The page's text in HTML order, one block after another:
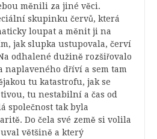
měnili za jiné věci.
skupinku červů, která
loupat a měnit ji na
jak slupka ustupovala, červí
odhalené dužině rozšiřovalo
naplaveného dříví a sem tam
tu katastrofu, jak se
tu nestabilní a čas od
společnost tak byla
Do čela své země si volila
většině a který